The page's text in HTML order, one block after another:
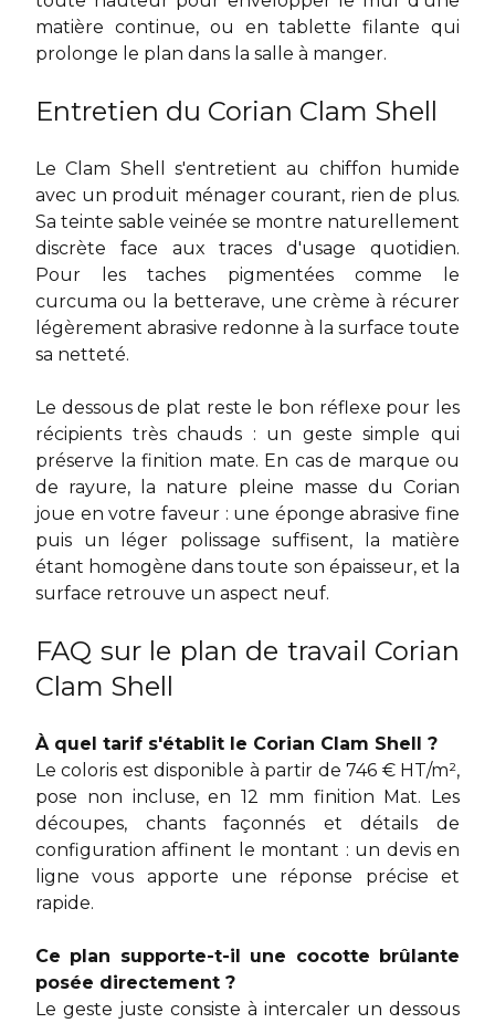
matière continue, ou en tablette filante qui
prolonge le plan dans la salle à manger.
Entretien du Corian Clam Shell
Le Clam Shell s'entretient au chiffon humide
avec un produit ménager courant, rien de plus.
Sa teinte sable veinée se montre naturellement
discrète face aux traces d'usage quotidien.
Pour les taches pigmentées comme le
curcuma ou la betterave, une crème à récurer
légèrement abrasive redonne à la surface toute
sa netteté.
Le dessous de plat reste le bon réflexe pour les
récipients très chauds : un geste simple qui
préserve la finition mate. En cas de marque ou
de rayure, la nature pleine masse du Corian
joue en votre faveur : une éponge abrasive fine
puis un léger polissage suffisent, la matière
étant homogène dans toute son épaisseur, et la
surface retrouve un aspect neuf.
FAQ sur le plan de travail Corian
Clam Shell
À quel tarif s'établit le Corian Clam Shell ?
Le coloris est disponible à partir de 746 € HT/m²,
pose non incluse, en 12 mm finition Mat. Les
découpes, chants façonnés et détails de
configuration affinent le montant : un devis en
ligne vous apporte une réponse précise et
rapide.
Ce plan supporte-t-il une cocotte brûlante
posée directement ?
Le geste juste consiste à intercaler un dessous